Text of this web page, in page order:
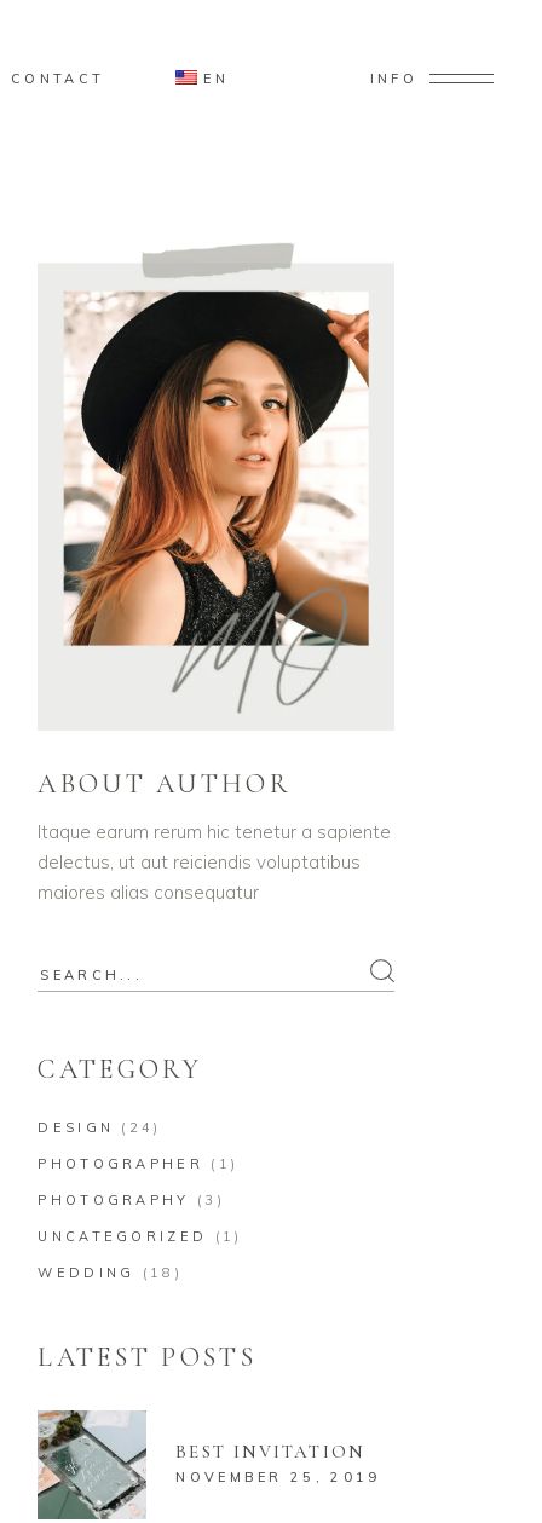
CONTACT EN INFO
ABOUT AUTHOR
Itaque earum rerum hic tenetur a sapiente
delectus, ut aut reiciendis voluptatibus
maiores alias consequatur
Search
CATEGORY
DESIGN (24)
PHOTOGRAPHER (1)
PHOTOGRAPHY (3)
UNCATEGORIZED (1)
WEDDING (18)
LATEST POSTS
BEST INVITATION
NOVEMBER 25, 2019